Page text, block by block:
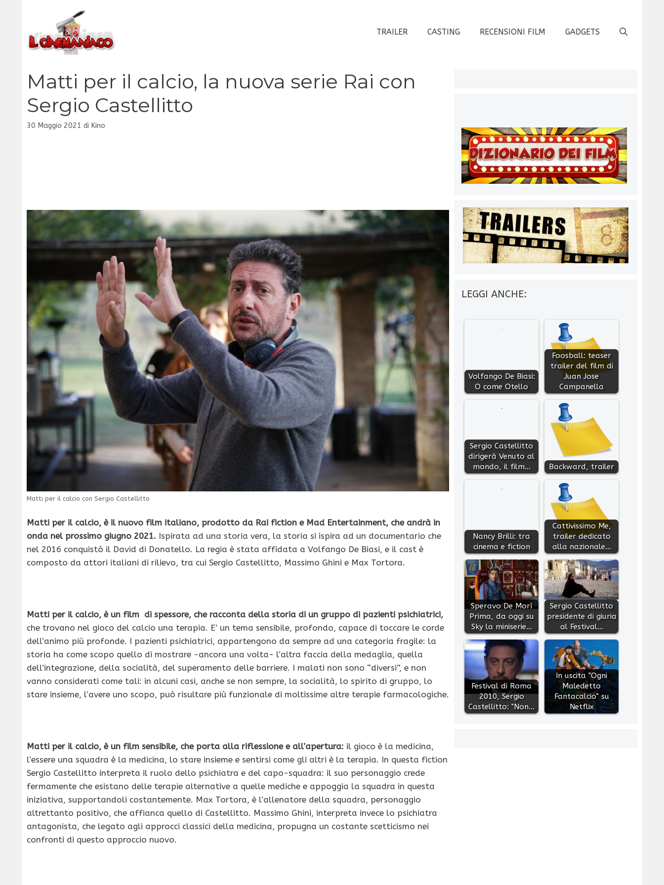
contenuto
TRAILER CASTING RECENSIONI FILM GADGETS
Matti per il calcio, la nuova serie Rai con
Sergio Castellitto
30 Maggio 2021 di Kino
Matti per il calcio con Sergio Castellitto
Matti per il calcio, è il nuovo film italiano, prodotto da Rai fiction e Mad Entertainment, che andrà in
onda nel prossimo giugno 2021. Ispirata ad una storia vera, la storia si ispira ad un documentario che
nel 2016 conquistò il David di Donatello. La regia è stata affidata a Volfango De Biasi, e il cast è
composto da attori italiani di rilievo, tra cui Sergio Castellitto, Massimo Ghini e Max Tortora.
Matti per il calcio, è un film di spessore, che racconta della storia di un gruppo di pazienti psichiatrici,
che trovano nel gioco del calcio una terapia. E’ un tema sensibile, profondo, capace di toccare le corde
dell’animo più profonde. I pazienti psichiatrici, appartengono da sempre ad una categoria fragile: la
storia ha come scopo quello di mostrare -ancora una volta- l’altra faccia della medaglia, quella
dell’integrazione, della socialità, del superamento delle barriere. I malati non sono “diversi”, e non
vanno considerati come tali: in alcuni casi, anche se non sempre, la socialità, lo spirito di gruppo, lo
stare insieme, l’avere uno scopo, può risultare più funzionale di moltissime altre terapie farmacologiche.
Matti per il calcio, è un film sensibile, che porta alla riflessione e all’apertura: il gioco è la medicina,
l’essere una squadra è la medicina, lo stare insieme e sentirsi come gli altri è la terapia. In questa fiction
Sergio Castellitto interpreta il ruolo dello psichiatra e del capo-squadra: il suo personaggio crede
fermamente che esistano delle terapie alternative a quelle mediche e appoggia la squadra in questa
iniziativa, supportandoli costantemente. Max Tortora, è l’allenatore della squadra, personaggio
altrettanto positivo, che affianca quello di Castellitto. Massimo Ghini, interpreta invece lo psichiatra
antagonista, che legato agli approcci classici della medicina, propugna un costante scetticismo nei
confronti di questo approccio nuovo.
LEGGI ANCHE:
Volfango De Biasi:
O come Otello
Foosball: teaser
trailer del film di
Juan Jose
Campanella
Sergio Castellitto
dirigerà Venuto al
mondo, il film…
Backward, trailer
Nancy Brilli: tra
cinema e fiction
Cattivissimo Me,
trailer dedicato
alla nazionale…
Speravo De Morì
Prima, da oggi su
Sky la miniserie…
Sergio Castellitto
presidente di giuria
al Festival…
Festival di Roma
2010, Sergio
Castellitto: "Non…
In uscita "Ogni
Maledetto
Fantacalcio" su
Netflix